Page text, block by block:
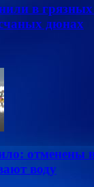
в
дюнах
отменены
воду